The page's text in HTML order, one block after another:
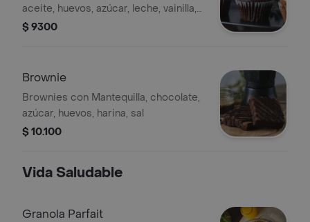
aceite, huevos, azúcar, leche, vainilla,
crema de leche, cobertura de
$ 9300
Brownie
Brownies con Mantequilla, chocolate,
azúcar, huevos, harina, sal
$ 10.100
Vida Saludable
Granola Parfait